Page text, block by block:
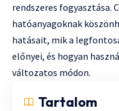
rendszeres fogyasztása.
hatóanyagoknak
hatásait, mik a
előnyei, és hogyan
változatos módon.
Tartalom